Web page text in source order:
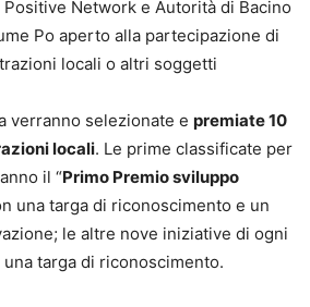
Network e Autorità di Bacino
Po aperto alla partecipazione di
locali o altri soggetti
verranno selezionate e premiate 10
locali. Le prime classificate per
il “Primo Premio sviluppo
una targa di riconoscimento e un
le altre nove iniziative di ogni
targa di riconoscimento.